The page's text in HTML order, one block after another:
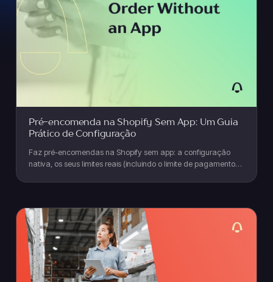
Pré-encomenda na Shopify Sem App: Um Guia
Prático de Configuração
Faz pré-encomendas na Shopify sem app: a configuração
nativa, os seus limites reais (incluindo o limite de pagamento